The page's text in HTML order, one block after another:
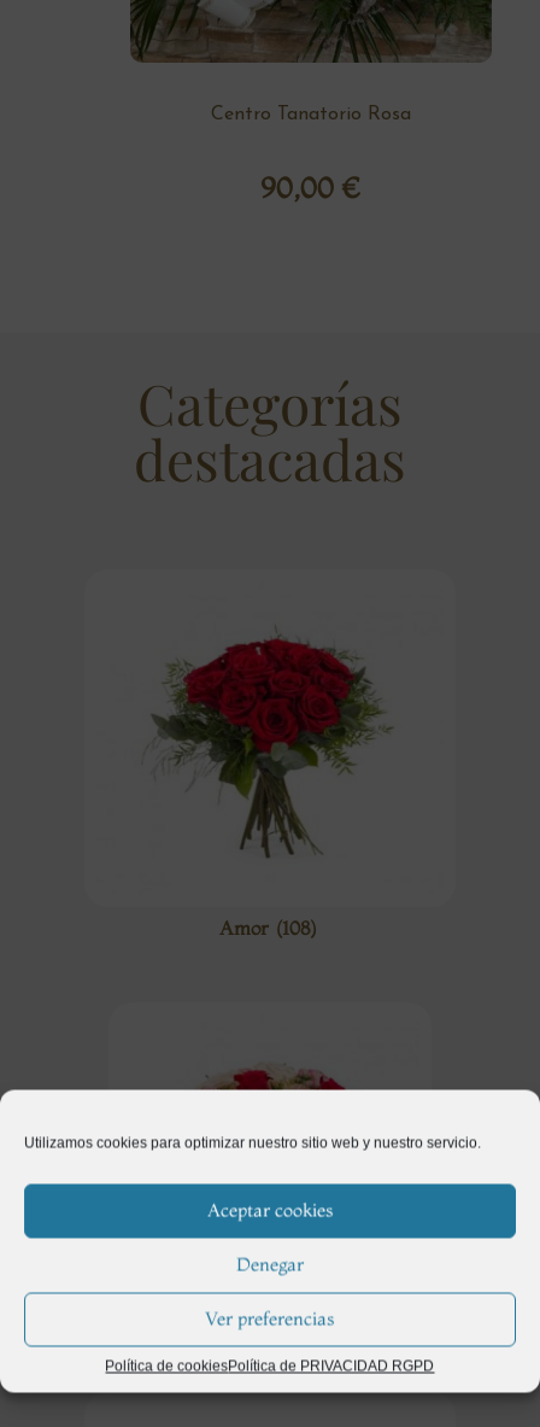
Utilizamos cookies para optimizar nuestro sitio web y nuestro servicio.
Aceptar cookies
Denegar
Ver preferencias
Política de cookiesPolítica de PRIVACIDAD RGPD
Centro Tanatorio Rosa
90,00 €
Categorías
destacadas
Amor (108)
Aniversario(102)